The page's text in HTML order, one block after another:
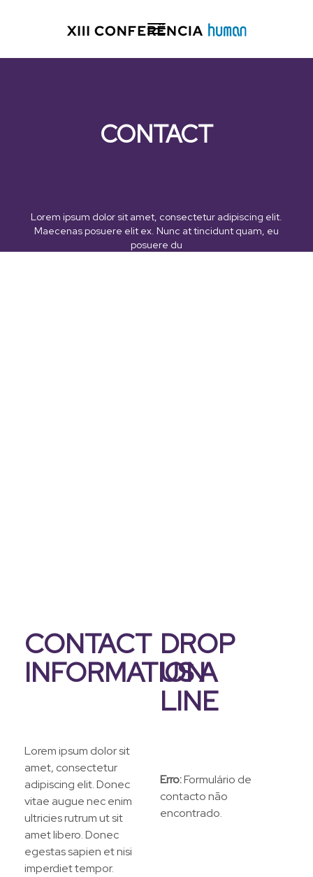
Toggle
CONTACT
Lorem ipsum dolor sit amet, consectetur adipiscing elit.
Maecenas posuere elit ex. Nunc at tincidunt quam, eu
posuere du
CONTACT
INFORMATION
Lorem ipsum dolor sit
amet, consectetur
adipiscing elit. Donec
vitae augue nec enim
ultricies rutrum ut sit
amet libero. Donec
egestas sapien et nisi
imperdiet tempor.
DROP
US A
LINE
Erro:Formulário de
contacto não
encontrado.